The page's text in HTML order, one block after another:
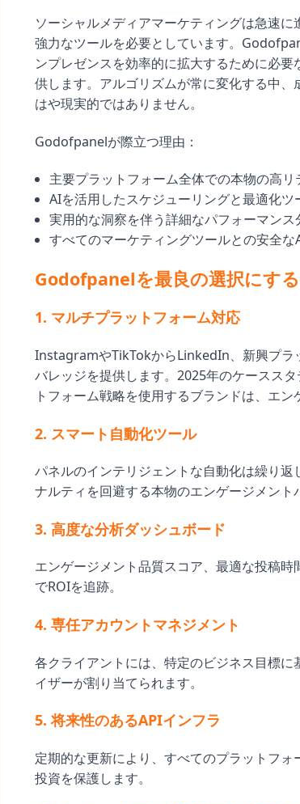
ソーシャルメディアマーケティングは急速
強力なツールを必要としています。
ンプレゼンスを効率的に拡大するために必
供します。アルゴリズムが常に変化する中
はや現実的ではありません。
Godofpanelが際立つ理由：
主要プラットフォーム全体での本物の高
AIを活用したスケジューリングと最適化ツ
実用的な洞察を伴う詳細なパフォーマンス
すべてのマーケティングツールとの安全な
Godofpanelを最良の選択にす
1. マルチプラットフォーム対応
InstagramやTikTokからLinkedIn、新興プ
バレッジを提供します。2025年のケースス
トフォーム戦略を使用するブランドは、エン
2. スマート自動化ツール
パネルのインテリジェントな自動化は繰り
ナルティを回避する本物のエンゲージメント
3. 高度な分析ダッシュボード
エンゲージメント品質スコア、最適な投稿
でROIを追跡。
4. 専任アカウントマネジメント
各クライアントには、特定のビジネス目標
イザーが割り当てられます。
5. 将来性のあるAPIインフラ
定期的な更新により、すべてのプラットフ
投資を保護します。